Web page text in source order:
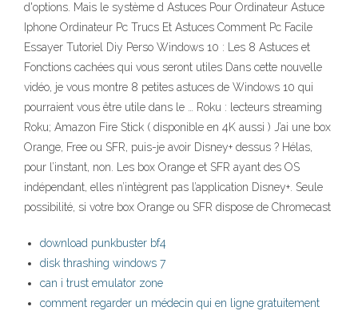
d'options. Mais le système d Astuces Pour Ordinateur Astuce
Iphone Ordinateur Pc Trucs Et Astuces Comment Pc Facile
Essayer Tutoriel Diy Perso Windows 10 : Les 8 Astuces et
Fonctions cachées qui vous seront utiles Dans cette nouvelle
vidéo, je vous montre 8 petites astuces de Windows 10 qui
pourraient vous être utile dans le … Roku : lecteurs streaming
Roku; Amazon Fire Stick ( disponible en 4K aussi ) J’ai une box
Orange, Free ou SFR, puis-je avoir Disney+ dessus ? Hélas,
pour l’instant, non. Les box Orange et SFR ayant des OS
indépendant, elles n’intègrent pas l’application Disney+. Seule
possibilité, si votre box Orange ou SFR dispose de Chromecast
download punkbuster bf4
disk thrashing windows 7
can i trust emulator zone
comment regarder un médecin qui en ligne gratuitement